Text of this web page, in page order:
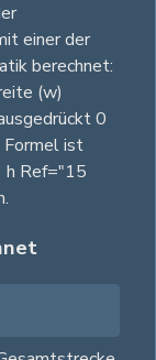
einer der
berechnet:
(w)
0
ist
h Ref="15